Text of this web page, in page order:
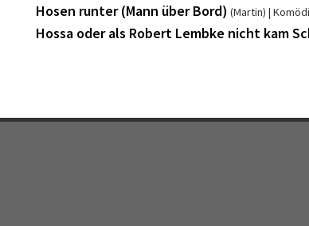
Hosen runter (Mann über Bord) (Martin)
Hossa oder als Robert Lembke nicht kam